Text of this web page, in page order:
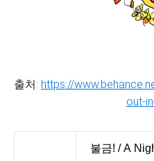
출처: https://
out-
불금! / A